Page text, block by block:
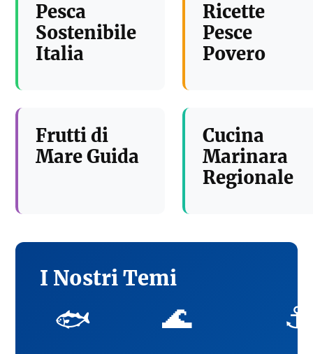
Pesca
Sostenibile
Italia
Ricette
Pesce
Povero
Frutti di
Mare Guida
Cucina
Marinara
Regionale
I Nostri Temi
🐟 🌊 ⚓